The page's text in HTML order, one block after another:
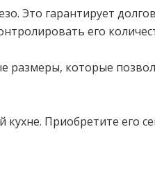
Это гарантирует
его
размеры, которые
Приобретите его